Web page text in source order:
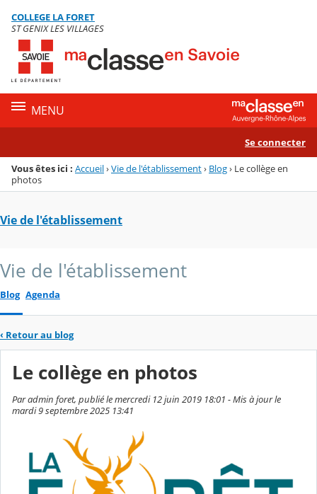
Menu de la rubrique
Contenu
COLLEGE LA FORET
ST GENIX LES VILLAGES
MENU
Se connecter
Vous êtes ici : Accueil›Vie de l'établissement› Blog› Le collège en
photos
Vie de l'établissement
Vie de l'établissement
Blog Agenda
‹ Retour au blog
Le collège en photos
Par admin foret, publié le mercredi 12 juin 2019 18:01 - Mis à jour le
mardi 9 septembre 2025 13:41